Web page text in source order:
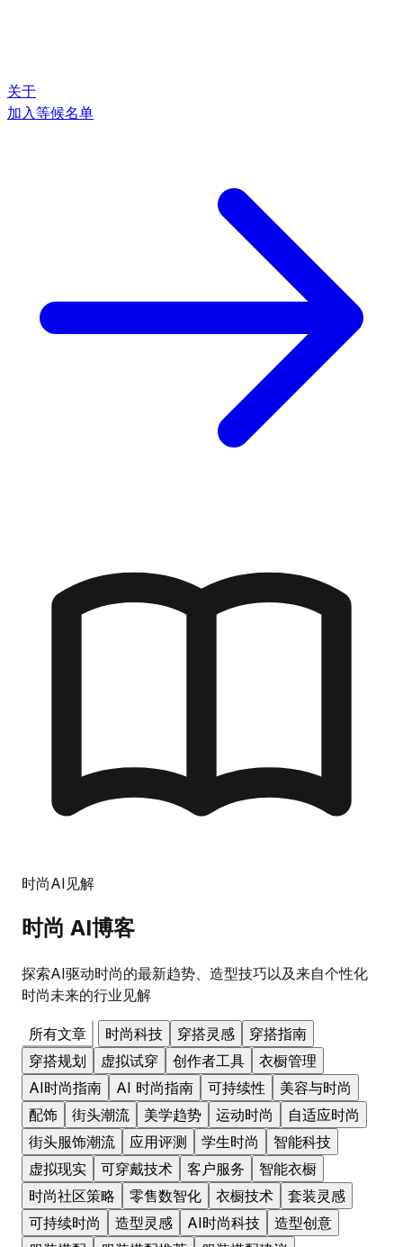
关于
加入等候名单
时尚AI见解
时尚 AI博客
探索AI驱动时尚的最新趋势、造型技巧以及来自个性化
时尚未来的行业见解
所有文章 时尚科技 穿搭灵感
穿搭指南
穿搭规划
虚拟试穿 创作者工具
衣橱管理
AI时尚指南
AI 时尚指南 可持续性
美容与时尚
配饰
街头潮流 美学趋势 运动时尚
自适应时尚
街头服饰潮流
应用评测 学生时尚
智能科技
虚拟现实
可穿戴技术 客户服务
智能衣橱
时尚社区策略
零售数智化 衣橱技术
套装灵感
可持续时尚
造型灵感 AI时尚科技
造型创意